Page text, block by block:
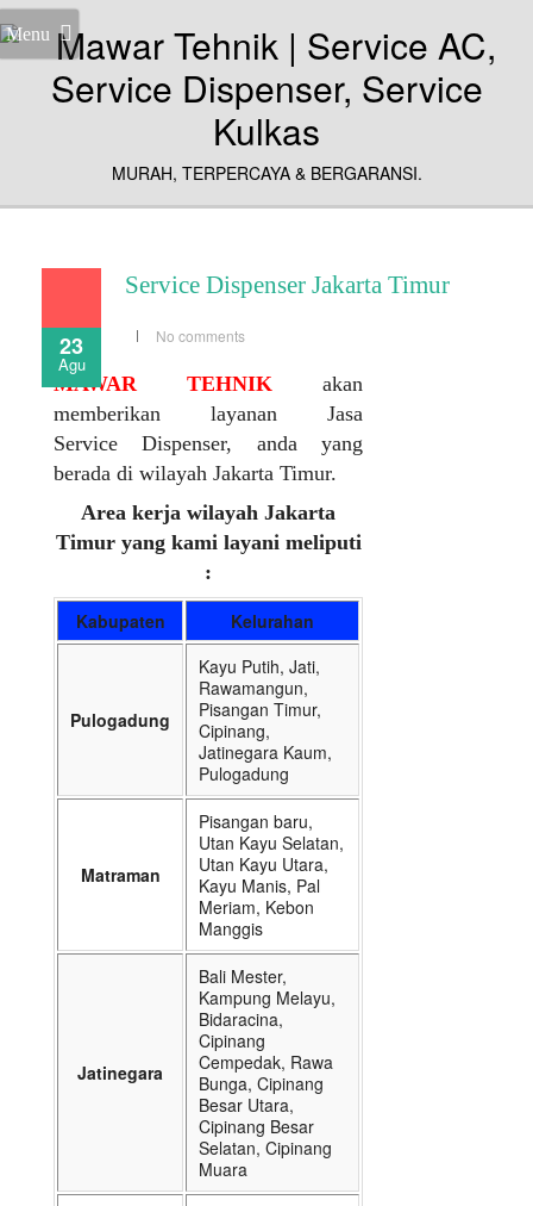
Menu
MURAH, TERPERCAYA & BERGARANSI.
23
Agu
Service Dispenser Jakarta Timur
No comments
MAWAR TEHNIK akan
memberikan layanan Jasa
Service Dispenser, anda yang
berada di wilayah Jakarta Timur.
Area kerja wilayah Jakarta
Timur yang kami layani meliputi
:
Kabupaten Kelurahan
Pulogadung
Kayu Putih, Jati,
Rawamangun,
Pisangan Timur,
Cipinang,
Jatinegara Kaum,
Pulogadung
Matraman
Pisangan baru,
Utan Kayu Selatan,
Utan Kayu Utara,
Kayu Manis, Pal
Meriam, Kebon
Manggis
Jatinegara
Bali Mester,
Kampung Melayu,
Bidaracina,
Cipinang
Cempedak, Rawa
Bunga, Cipinang
Besar Utara,
Cipinang Besar
Selatan, Cipinang
Muara